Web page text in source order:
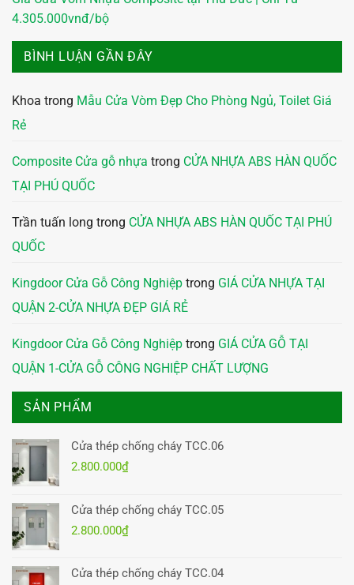
4.305.000vnđ/bộ
BÌNH LUẬN GẦN ĐÂY
Khoa trong Mẫu Cửa Vòm Đẹp Cho Phòng Ngủ, Toilet Giá
Rẻ
Composite Cửa gỗ nhựa trong CỬA NHỰA ABS HÀN QUỐC
TẠI PHÚ QUỐC
Trần tuấn long trong CỬA NHỰA ABS HÀN QUỐC TẠI PHÚ
QUỐC
Kingdoor Cửa Gỗ Công Nghiệp trong GIÁ CỬA NHỰA TẠI
QUẬN 2-CỬA NHỰA ĐẸP GIÁ RẺ
Kingdoor Cửa Gỗ Công Nghiệp trong GIÁ CỬA GỖ TẠI
QUẬN 1-CỬA GỖ CÔNG NGHIỆP CHẤT LƯỢNG
SẢN PHẨM
Cửa thép chống cháy TCC.06
2.800.000₫
Cửa thép chống cháy TCC.05
2.800.000₫
Cửa thép chống cháy TCC.04